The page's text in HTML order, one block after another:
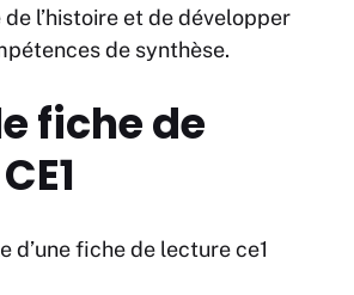
de l’histoire et de développer
de synthèse.
fiche de
d’une fiche de lecture ce1